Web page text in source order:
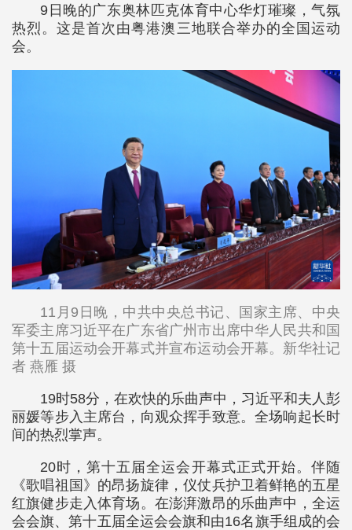
9日晚的广东奥林匹克体育中心华灯璀璨，气氛
热烈。这是首次由粤港澳三地联合举办的全国运动
会。
11月9日晚，中共中央总书记、国家主席、中央
军委主席习近平在广东省广州市出席中华人民共和国
第十五届运动会开幕式并宣布运动会开幕。新华社记
者 燕雁 摄
19时58分，在欢快的乐曲声中，习近平和夫人彭
丽媛等步入主席台，向观众挥手致意。全场响起长时
间的热烈掌声。
20时，第十五届全运会开幕式正式开始。伴随
《歌唱祖国》的昂扬旋律，仪仗兵护卫着鲜艳的五星
红旗健步走入体育场。在澎湃激昂的乐曲声中，全运
会会旗、第十五届全运会会旗和由16名旗手组成的会